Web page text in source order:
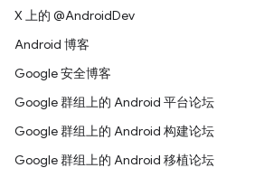
X 上的 @AndroidDev
Android 博客
Google 安全博客
Google 群组上的 Android 平台论坛
Google 群组上的 Android 构建论坛
Google 群组上的 Android 移植论坛